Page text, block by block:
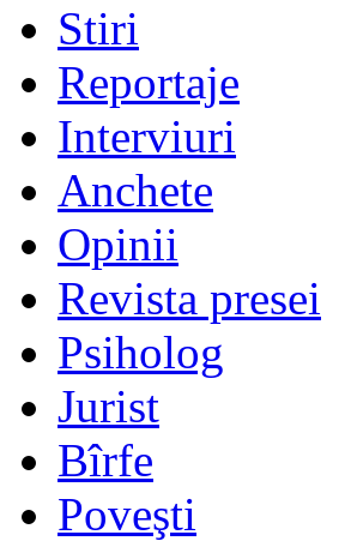
Stiri
Reportaje
Interviuri
Anchete
Opinii
Revista presei
Psiholog
Jurist
Bîrfe
Poveşti